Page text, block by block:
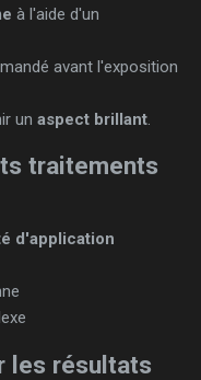
à l'aide d'un
avant l'exposition
un aspect brillant.
traitements
d'application
les résultats